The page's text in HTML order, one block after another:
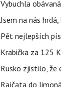
Vybuchla
Jsem na nás
Pět nejlepších
Krabička za 125
Rusko zjistilo, že
Rajčata do